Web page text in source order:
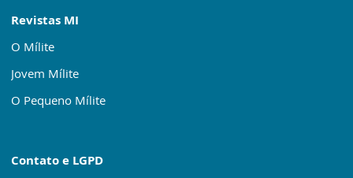
Revistas MI
O Mílite
Jovem Mílite
O Pequeno Mílite
Contato e LGPD